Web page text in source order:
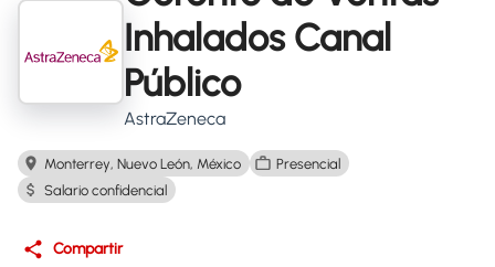
Inhalados Canal
Público
AstraZeneca
Monterrey, Nuevo León, México
Presencial
Salario confidencial
Compartir